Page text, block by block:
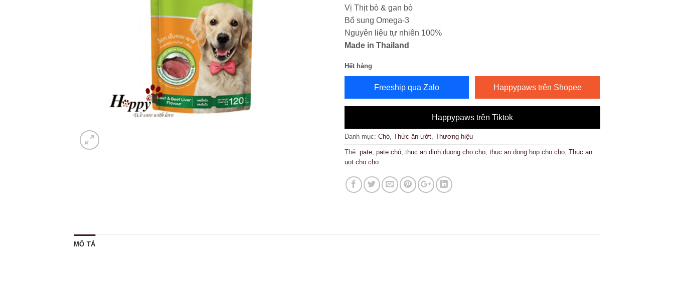
Vị Thịt bò & gan bò
Bổ sung Omega-3
Nguyên liệu tự nhiên 100%
Made in Thailand
Hết hàng
Freeship qua Zalo Happypaws trên Shopee
Happypaws trên Tiktok
Danh mục: Chó, Thức ăn ướt, Thương hiệu
Thẻ: pate, pate chó, thuc an dinh duong cho cho, thuc an dong hop cho cho, Thuc an
uot cho cho
MÔ TẢ